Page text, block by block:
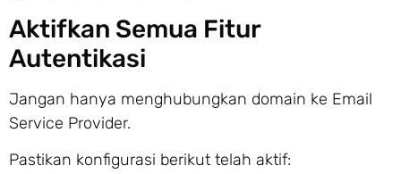
Aktifkan Semua Fitur
Autentikasi
Jangan hanya menghubungkan domain ke Email
Service Provider.
Pastikan konfigurasi berikut telah aktif: